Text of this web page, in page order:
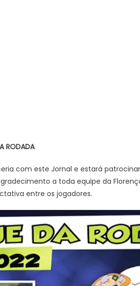
RODADA
com este Jornal e estará
a toda equipe da
entre os jogadores.